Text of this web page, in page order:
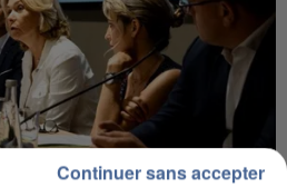
Continuer sans accepter